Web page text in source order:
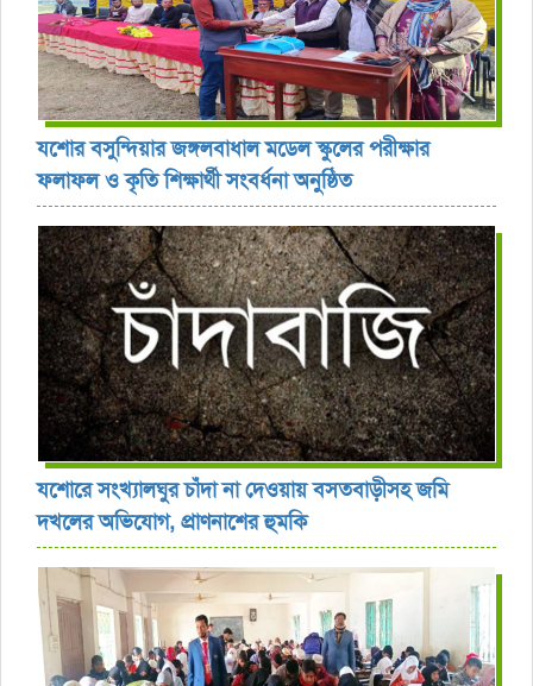
যশোর বসুন্দিয়ার জঙ্গলবাধাল মডেল স্কুলের পরীক্ষার
ফলাফল ও কৃতি শিক্ষার্থী সংবর্ধনা অনুষ্ঠিত
যশোরে সংখ্যালঘুর চাঁদা না দেওয়ায় বসতবাড়ীসহ জমি
দখলের অভিযোগ, প্রাণনাশের হুমকি